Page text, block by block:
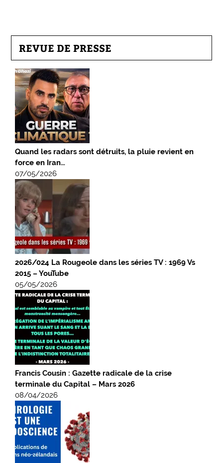
REVUE DE PRESSE
Quand les radars sont détruits, la pluie revient en
force en Iran…
07/05/2026
2026/024 La Rougeole dans les séries TV : 1969 Vs
2015 – YouTube
05/05/2026
Francis Cousin : Gazette radicale de la crise
terminale du Capital – Mars 2026
08/04/2026